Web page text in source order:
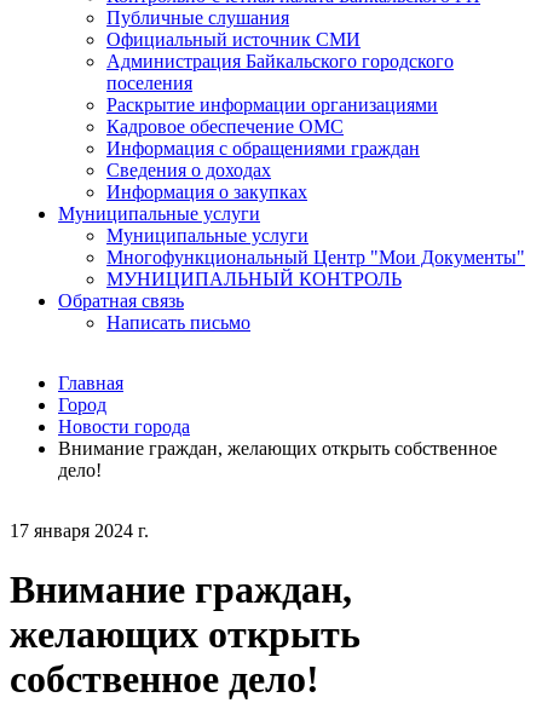
17 января 2024 г.
Внимание граждан,
желающих открыть
собственное дело!
Публичные слушания
Официальный источник СМИ
Администрация Байкальского городского
поселения
Раскрытие информации организациями
Кадровое обеспечение ОМС
Информация с обращениями граждан
Сведения о доходах
Информация о закупках
Муниципальные услуги
Муниципальные услуги
Многофункциональный Центр "Мои Документы"
МУНИЦИПАЛЬНЫЙ КОНТРОЛЬ
Обратная связь
Написать письмо
Главная
Город
Новости города
Внимание граждан, желающих открыть собственное
дело!